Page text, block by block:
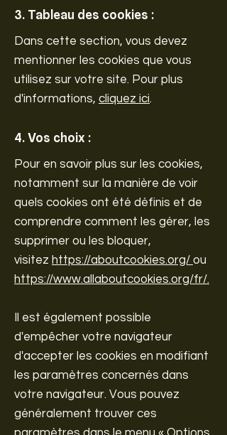
3. Tableau des cookies :
Dans cette section, vous devez
mentionner les cookies que vous
utilisez sur votre site. Pour plus
d'informations, cliquez ici.
4. Vos choix :
Pour en savoir plus sur les cookies,
notamment sur la manière de voir
quels cookies ont été définis et de
comprendre comment les gérer, les
supprimer ou les bloquer,
visitez https://aboutcookies.org/ ou
https://www.allaboutcookies.org/fr/.
Il est également possible
d'empêcher votre navigateur
d'accepter les cookies en modifiant
les paramètres concernés dans
votre navigateur. Vous pouvez
généralement trouver ces